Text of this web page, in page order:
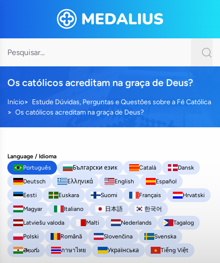
Os católicos acreditam na graça de Deus?
Início
Estude Dúvidas, Perguntas e Questões sobre a Fé Católica
Os católicos acreditam na graça de Deus?
Language / Idioma
Português
Български език Català
Dansk
Deutsch
Ελληνικά English
Español
Eesti
Euskara Suomi Français
Hrvatski
Magyar
Italiano 日本語
한국어
Latviešu valoda
Malti Nederlands
Tagalog
Polski
Română Slovenčina
Svenska
తెలుగు
ภาษาไทย Українська Tiếng Việt